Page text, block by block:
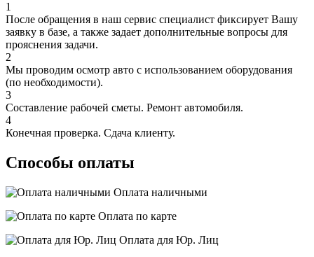
1
После обращения в наш сервис специалист фиксирует Вашу
заявку в базе, а также задает дополнительные вопросы для
прояснения задачи.
2
Мы проводим осмотр авто с использованием оборудования
(по необходимости).
3
Составление рабочей сметы. Ремонт автомобиля.
4
Конечная проверка. Сдача клиенту.
Способы оплаты
Оплата наличными
Оплата по карте
Оплата для Юр. Лиц